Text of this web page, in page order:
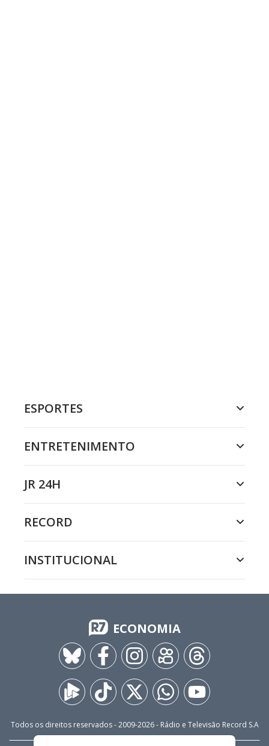
ESPORTES
ENTRETENIMENTO
JR 24H
RECORD
INSTITUCIONAL
ECONOMIA
Todos os direitos reservados - 2009-2026- Rádio e Televisão Record S.A